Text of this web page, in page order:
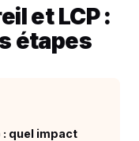
et LCP :
étapes
quel impact